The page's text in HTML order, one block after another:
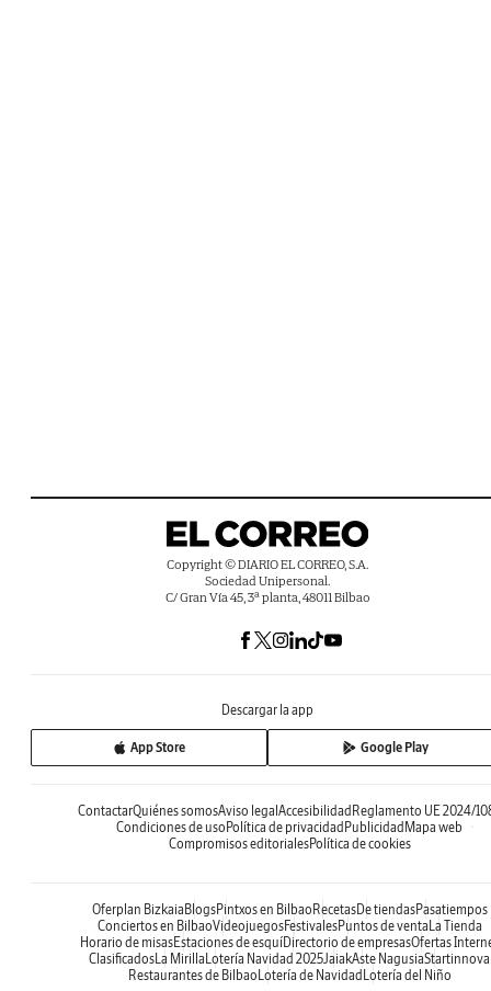
Copyright © DIARIO EL CORREO, S.A.
Sociedad Unipersonal.
C/ Gran Vía 45, 3ª planta, 48011 Bilbao
Descargar la app
App Store Google Play
ContactarQuiénes somosAviso legalAccesibilidadReglamento UE 2024/
Condiciones de usoPolítica de privacidadPublicidadMapa web
Compromisos editorialesPolítica de cookies
Oferplan BizkaiaBlogsPintxos en BilbaoRecetasDe tiendasPasatiempos
Conciertos en BilbaoVideojuegosFestivalesPuntos de ventaLa Tienda
Horario de misasEstaciones de esquíDirectorio de empresasOfertas
ClasificadosLa MirillaLotería Navidad 2025JaiakAste NagusiaStartinnova
Restaurantes de BilbaoLotería de NavidadLotería del Niño